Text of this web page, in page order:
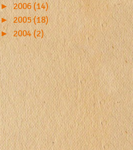
► 2006 (14)
► 2005 (18)
► 2004 (2)